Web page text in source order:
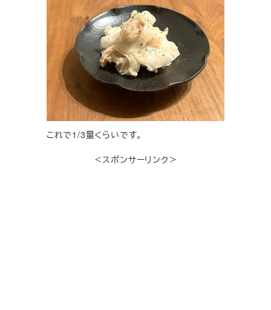
これで1/3量くらいです。
＜スポンサーリンク＞